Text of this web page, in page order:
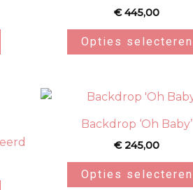
€445,00
Opties selecteren
Backdrop ‘Oh Baby’
€245,00
Opties selecteren